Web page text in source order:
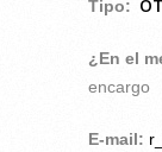
Tipo:
¿En el
encargo
E-mail: